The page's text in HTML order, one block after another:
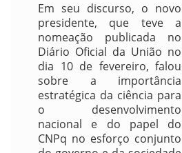
Em seu discurso, o novo
presidente, que teve a
nomeação publicada no
Diário Oficial da União no
dia 10 de fevereiro, falou
sobre a importância
estratégica da ciência para
o desenvolvimento
nacional e do papel do
CNPq no esforço conjunto